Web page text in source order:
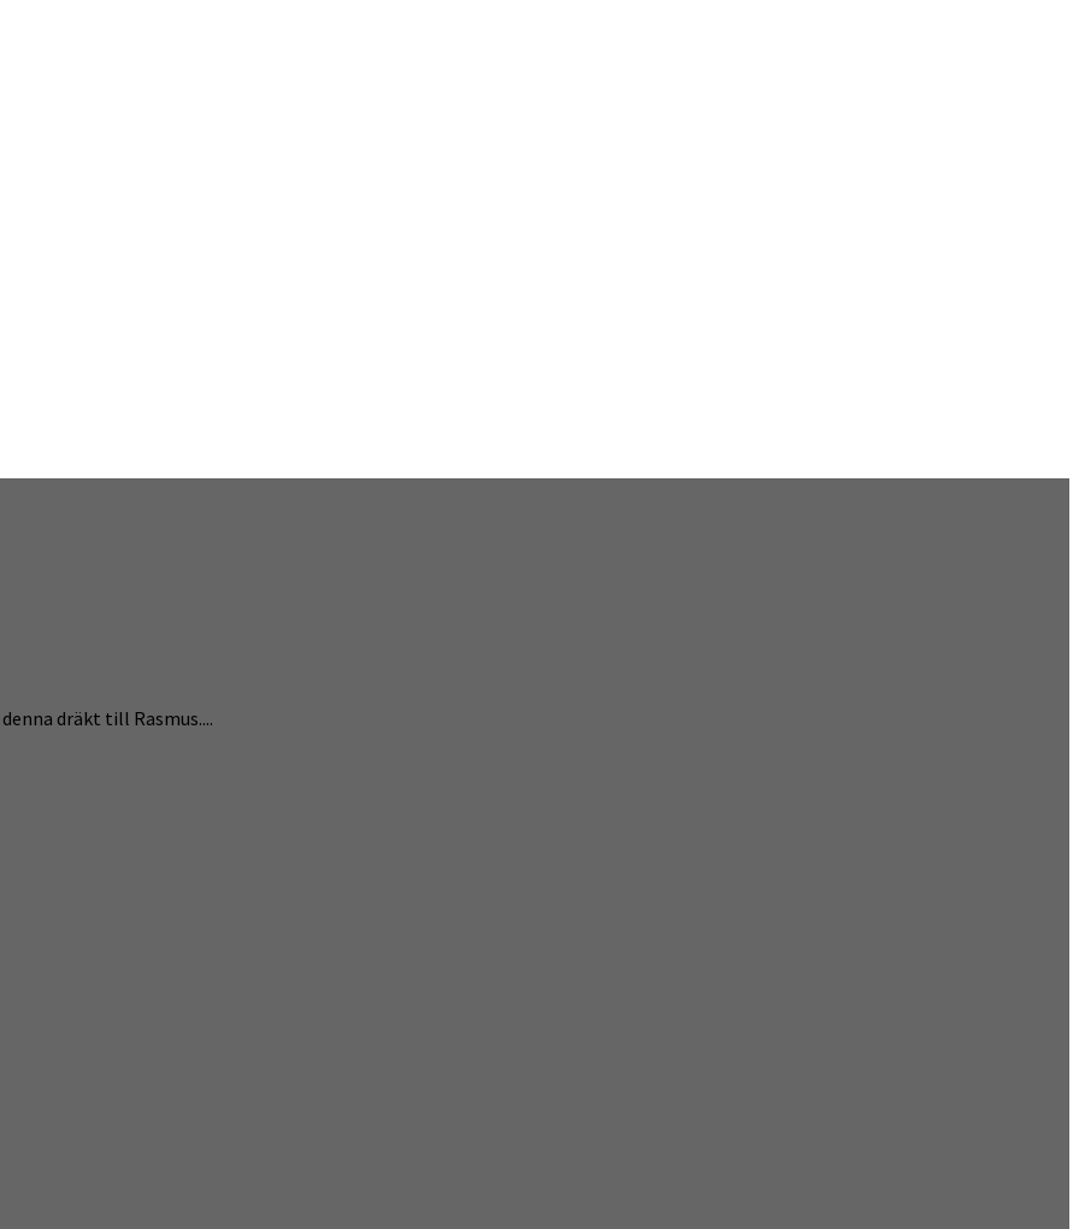
dräkt till Rasmus....